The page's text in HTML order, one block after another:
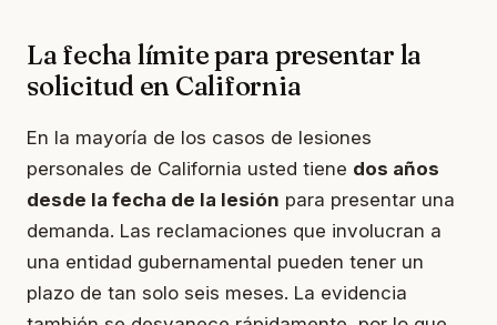
La fecha límite para presentar la
solicitud en California
En la mayoría de los casos de lesiones
personales de California usted tiene dos años
desde la fecha de la lesión para presentar una
demanda. Las reclamaciones que involucran a
una entidad gubernamental pueden tener un
plazo de tan solo seis meses. La evidencia